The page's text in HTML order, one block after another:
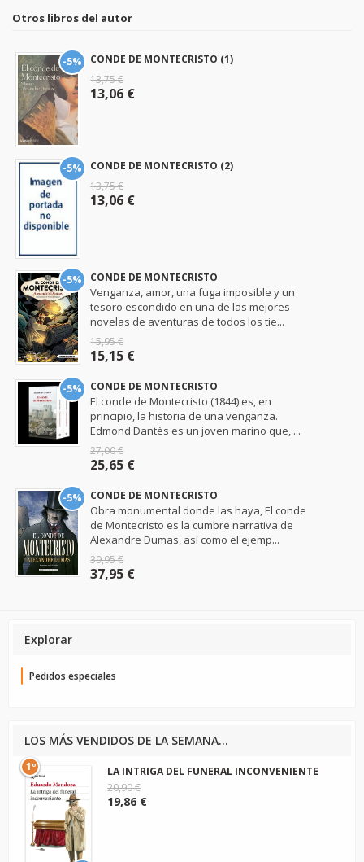
Otros libros del autor
-5%
CONDE DE MONTECRISTO (1)
13,75 €
13,06 €
-5%
CONDE DE MONTECRISTO (2)
13,75 €
13,06 €
-5% CONDE DE MONTECRISTO
Venganza, amor, una fuga imposible y un
tesoro escondido en una de las mejores
novelas de aventuras de todos los tie...
15,95 €
15,15 €
-5% CONDE DE MONTECRISTO
El conde de Montecristo (1844) es, en
principio, la historia de una venganza.
Edmond Dantès es un joven marino que, ...
27,00 €
25,65 €
-5% CONDE DE MONTECRISTO
Obra monumental donde las haya, El conde
de Montecristo es la cumbre narrativa de
Alexandre Dumas, así como el ejemp...
39,95 €
37,95 €
Explorar
Pedidos especiales
LOS MÁS VENDIDOS DE LA SEMANA...
1º
LA INTRIGA DEL FUNERAL INCONVENIENTE
20,90 €
19,86 €